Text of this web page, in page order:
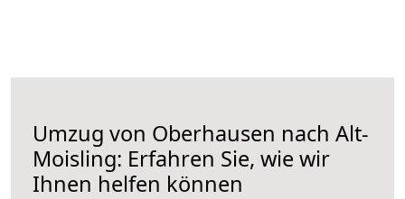
Umzug von Oberhausen nach Alt-
Moisling: Erfahren Sie, wie wir
Ihnen helfen können